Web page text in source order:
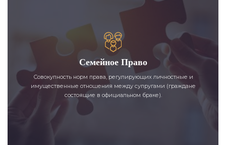
Семейное Право
Совокупность норм права, регулирующих личностные и
имущественные отношения между супругами (граждане
состоящие в официальном браке).